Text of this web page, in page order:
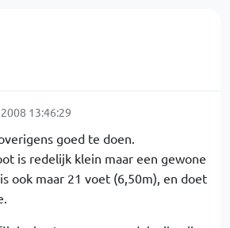
13:46:29
goed te doen.
is redelijk klein maar een gewone
ook maar 21 voet (6,50m), en doet